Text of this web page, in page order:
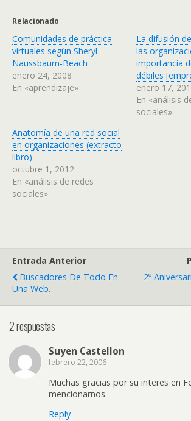
Relacionado
Comunidades de práctica
virtuales según Sheryl
Naussbaum-Beach
enero 24, 2008
En «aprendizaje»
La difusión
las
importancia
débiles
enero 17,
En «análisis
sociales»
Anatomía de una red social
en organizaciones (extracto
libro)
octubre 1, 2012
En «análisis de redes
sociales»
Entrada Anterior
Buscadores De Todo En
Una Web.
2º
2 respuestas
Suyen Castellon
febrero 22, 2006
Muchas gracias por su interes en
mencionarnos.
Reply